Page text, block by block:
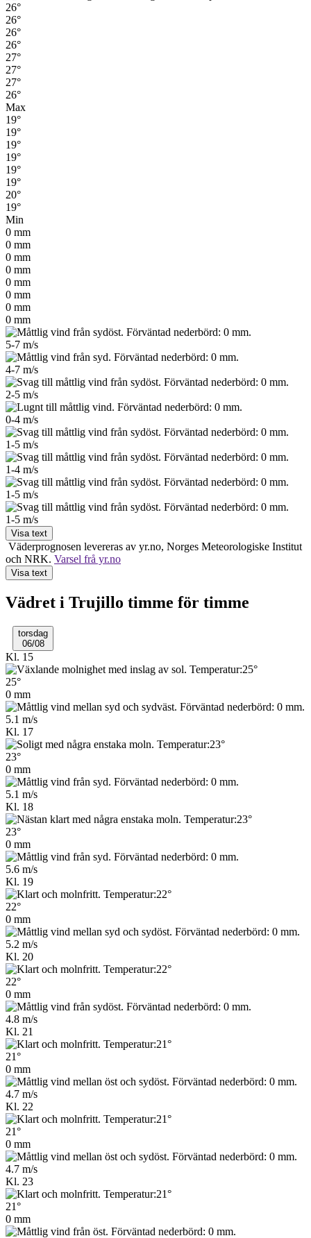
26°
26°
26°
26°
27°
27°
27°
26°
Max
19°
19°
19°
19°
19°
19°
20°
19°
Min
0 mm
0 mm
0 mm
0 mm
0 mm
0 mm
0 mm
0 mm
5-7 m/s
4-7 m/s
2-5 m/s
0-4 m/s
1-5 m/s
1-4 m/s
1-5 m/s
1-5 m/s
Visa text
Väderprognosen levereras av yr.no, Norges Meteo­rologiske Institut
och NRK. Varsel frå yr.no
Visa text
Vädret i Trujillo timme för timme
torsdag
06/08
Kl. 15
25°
0 mm
5.1 m/s
Kl. 17
23°
0 mm
5.1 m/s
Kl. 18
23°
0 mm
5.6 m/s
Kl. 19
22°
0 mm
5.2 m/s
Kl. 20
22°
0 mm
4.8 m/s
Kl. 21
21°
0 mm
4.7 m/s
Kl. 22
21°
0 mm
4.7 m/s
Kl. 23
21°
0 mm